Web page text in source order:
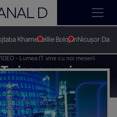
KhameneiIlie BolojanNicușor Dan
- Lumea IT vine cu noi meserii
vine cu noi